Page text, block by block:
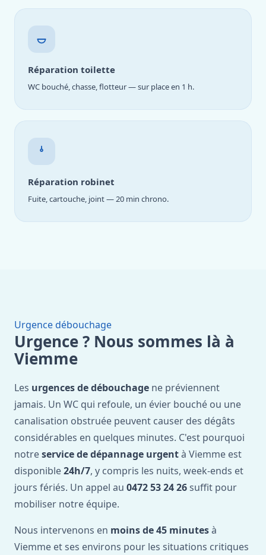
Réparation toilette
WC bouché, chasse, flotteur — sur place en 1 h.
Réparation robinet
Fuite, cartouche, joint — 20 min chrono.
Urgence débouchage
Urgence ? Nous sommes là à
Viemme
Les urgences de débouchage ne préviennent
jamais. Un WC qui refoule, un évier bouché ou une
canalisation obstruée peuvent causer des dégâts
considérables en quelques minutes. C'est pourquoi
notreservice de dépannage urgentà Viemme est
disponible24h/7, y compris les nuits, week-ends et
jours fériés. Un appel au 0472 53 24 26 suffit pour
mobiliser notre équipe.
Nous intervenons en moins de 45 minutesà
Viemme et ses environs pour les situations critiques